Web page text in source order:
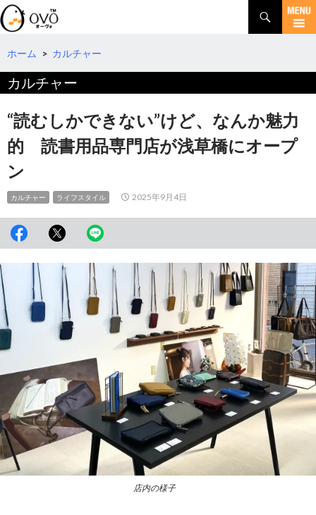
検
索
コ
テ
ツ
へ
移
ホーム > カルチャー
カルチャー
“読むしかできない”けど、なんか魅力
的 読書用品専門店が浅草橋にオープ
ン
カルチャー ライフスタイル 2025年9月4日
店内の様子